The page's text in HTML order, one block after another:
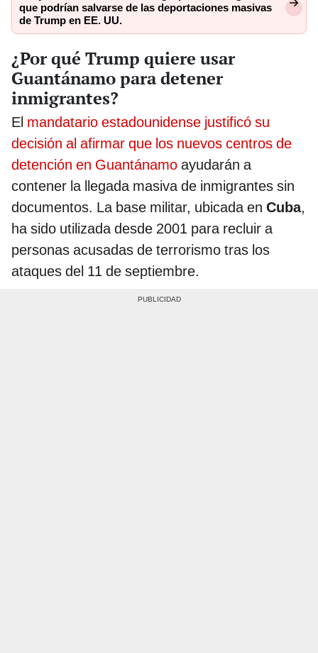
que podrían salvarse de las deportaciones masivas
de Trump en EE. UU.
¿Por qué Trump quiere usar
Guantánamo para detener
inmigrantes?
El mandatario estadounidense justificó su
decisión al afirmar que los nuevos centros de
detención en Guantánamo ayudarán a
contener la llegada masiva de inmigrantes sin
documentos. La base militar, ubicada en Cuba,
ha sido utilizada desde 2001 para recluir a
personas acusadas de terrorismo tras los
ataques del 11 de septiembre.